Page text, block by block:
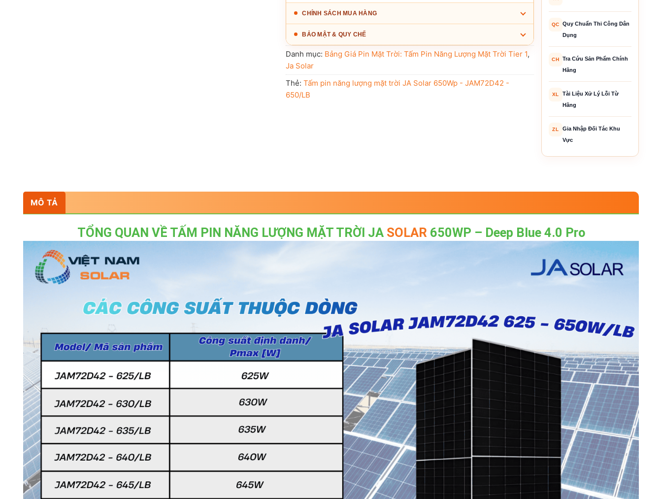
CHÍNH SÁCH MUA HÀNG
BẢO MẬT & QUY CHẾ
Danh mục: Bảng Giá Pin Mặt Trời: Tấm Pin Năng Lượng Mặt Trời Tier 1,
Ja Solar
Thẻ:Tấm pin năng lượng mặt trời JA Solar 650Wp - JAM72D42 -
650/LB
QC
Quy Chuẩn Thi Công Dân
Dụng
CH
Tra Cứu Sản Phẩm Chính
Hãng
XL
Tài Liệu Xử Lý Lỗi Từ
Hãng
ZL
Gia Nhập Đối Tác Khu
Vực
MÔ TẢ
TỔNG QUAN VỀ TẤM PIN NĂNG LƯỢNG MẶT TRỜI JA SOLAR 650WP – Deep Blue 4.0 Pro